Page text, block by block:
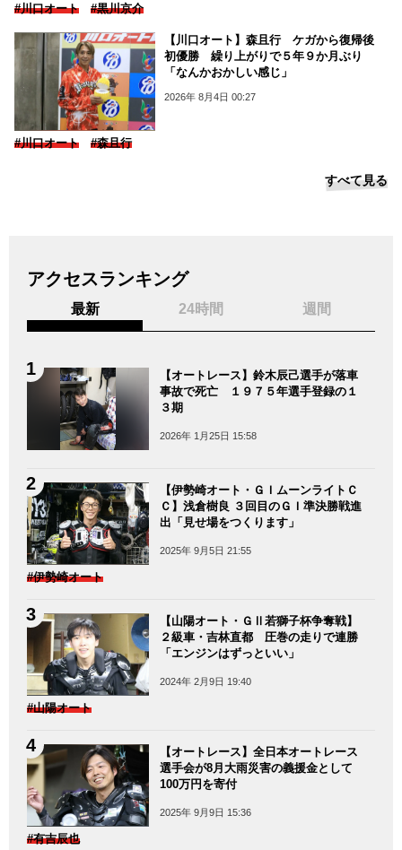
#川口オート #黒川京介
【川口オート】森且行 ケガから復帰後
初優勝 繰り上がりで５年９か月ぶり
「なんかおかしい感じ」
2026年 8月4日 00:27
#川口オート #森且行
すべて見る
アクセスランキング
最新 24時間 週間
【オートレース】鈴木辰己選手が落車
事故で死亡 １９７５年選手登録の１
３期
2026年 1月25日 15:58
【伊勢崎オート・ＧＩムーンライトＣ
Ｃ】浅倉樹良 ３回目のＧＩ準決勝戦進
出「見せ場をつくります」
2025年 9月5日 21:55
#伊勢崎オート
【山陽オート・ＧⅡ若獅子杯争奪戦】
２級車・吉林直都 圧巻の走りで連勝
「エンジンはずっといい」
2024年 2月9日 19:40
#山陽オート
【オートレース】全日本オートレース
選手会が8月大雨災害の義援金として
100万円を寄付
2025年 9月9日 15:36
#有吉辰也